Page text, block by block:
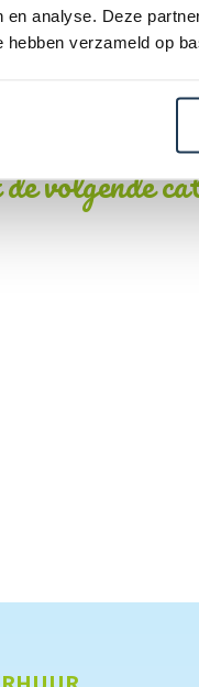
en analyse. Deze
hebben verzameld op
volgende